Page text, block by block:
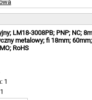
LM18-3008PB; PNP; NC;
metalowy; fi 18mm;
RoHS
1